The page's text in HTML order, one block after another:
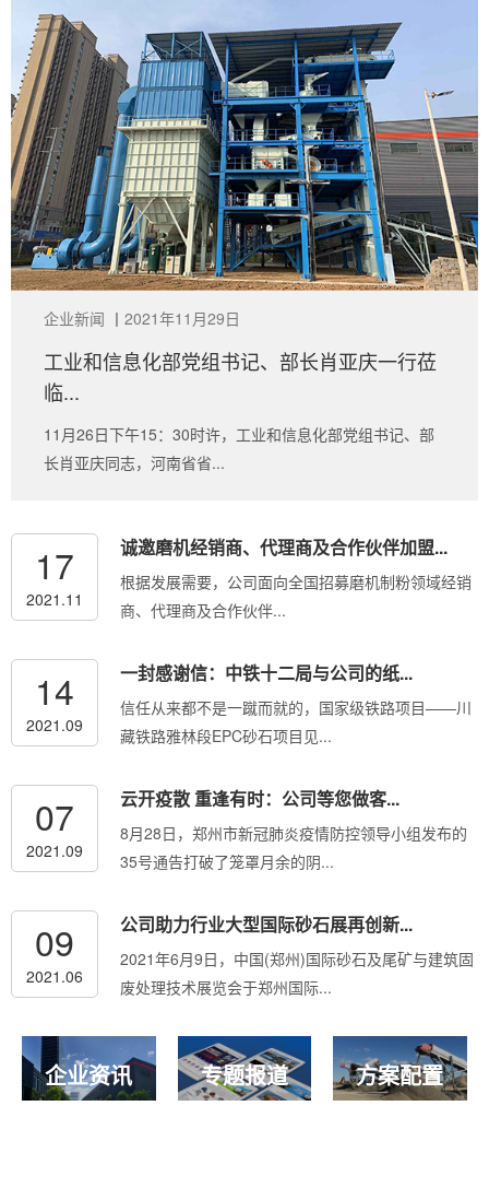
企业新闻 丨 2021年11月29日
工业和信息化部党组书记、部长肖亚庆一行莅
临...
11月26日下午15：30时许，工业和信息化部党组书记、部
长肖亚庆同志，河南省省...
17
2021.11
诚邀磨机经销商、代理商及合作伙伴加盟...
根据发展需要，公司面向全国招募磨机制粉领域经销
商、代理商及合作伙伴...
14
2021.09
一封感谢信：中铁十二局与公司的纸...
信任从来都不是一蹴而就的，国家级铁路项目——川
藏铁路雅林段EPC砂石项目见...
07
2021.09
云开疫散 重逢有时：公司等您做客...
8月28日，郑州市新冠肺炎疫情防控领导小组发布的
35号通告打破了笼罩月余的阴...
09
2021.06
公司助力行业大型国际砂石展再创新...
2021年6月9日，中国(郑州)国际砂石及尾矿与建筑固
废处理技术展览会于郑州国际...
企业资讯 专题报道 方案配置